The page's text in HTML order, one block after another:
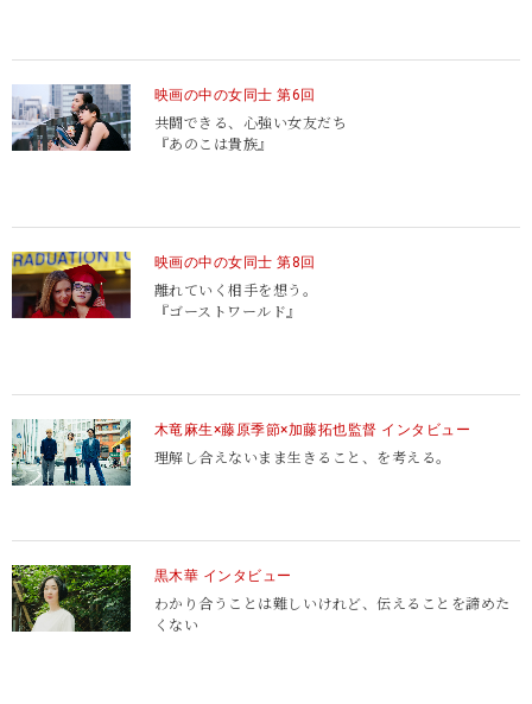
映画の中の女同士 第6回
共闘できる、心強い女友だち
『あのこは貴族』
映画の中の女同士 第8回
離れていく相手を想う。
『ゴーストワールド』
木竜麻生×藤原季節×加藤拓也監督 インタビュー
理解し合えないまま生きること、を考える。
黒木華 インタビュー
わかり合うことは難しいけれど、伝えることを諦めた
くない